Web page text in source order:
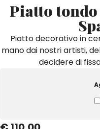
Piatto tondo
Piatto decorativo in
mano dai nostri artisti,
decidere di